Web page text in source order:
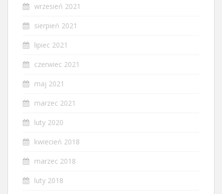
wrzesień 2021
sierpień 2021
lipiec 2021
czerwiec 2021
maj 2021
marzec 2021
luty 2020
kwiecień 2018
marzec 2018
luty 2018